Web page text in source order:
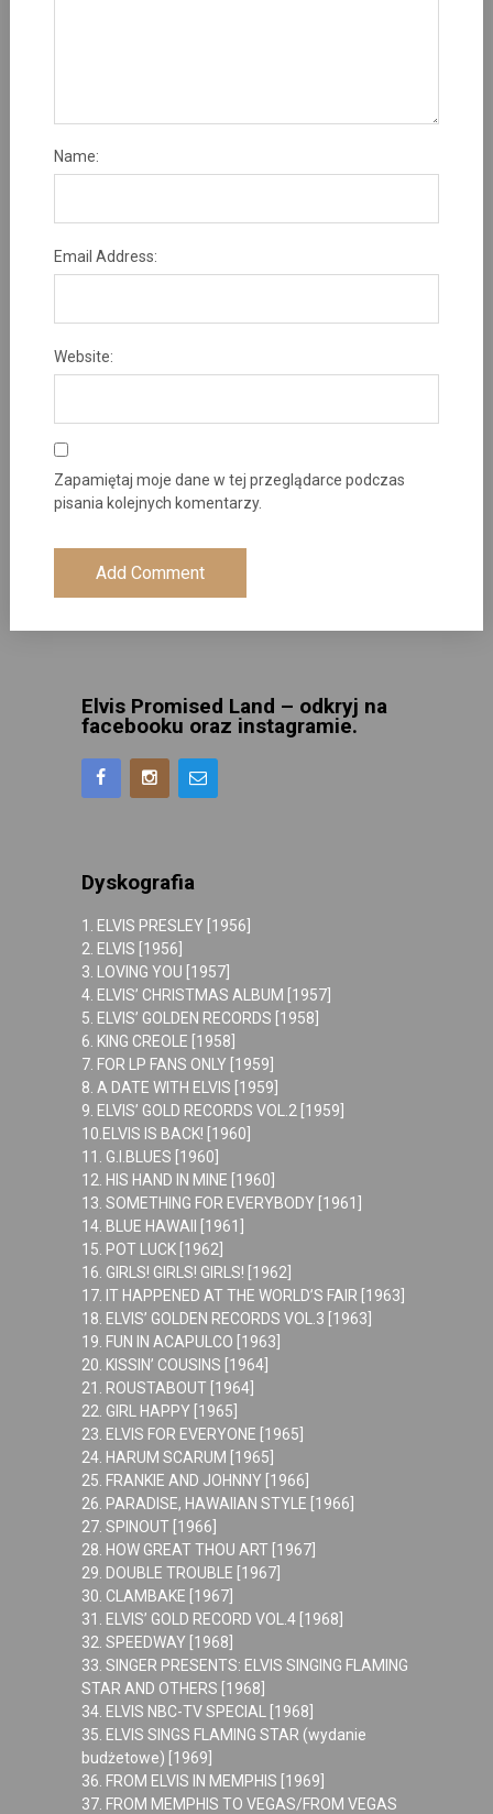
Name:
Email Address:
Website:
Zapamiętaj moje dane w tej przeglądarce podczas
pisania kolejnych komentarzy.
Elvis Promised Land – odkryj na
facebooku oraz instagramie.
Dyskografia
1. ELVIS PRESLEY [1956]
2. ELVIS [1956]
3. LOVING YOU [1957]
4. ELVIS’ CHRISTMAS ALBUM [1957]
5. ELVIS’ GOLDEN RECORDS [1958]
6. KING CREOLE [1958]
7. FOR LP FANS ONLY [1959]
8. A DATE WITH ELVIS [1959]
9. ELVIS’ GOLD RECORDS VOL.2 [1959]
10.ELVIS IS BACK! [1960]
11. G.I.BLUES [1960]
12. HIS HAND IN MINE [1960]
13. SOMETHING FOR EVERYBODY [1961]
14. BLUE HAWAII [1961]
15. POT LUCK [1962]
16. GIRLS! GIRLS! GIRLS! [1962]
17. IT HAPPENED AT THE WORLD’S FAIR [1963]
18. ELVIS’ GOLDEN RECORDS VOL.3 [1963]
19. FUN IN ACAPULCO [1963]
20. KISSIN’ COUSINS [1964]
21. ROUSTABOUT [1964]
22. GIRL HAPPY [1965]
23. ELVIS FOR EVERYONE [1965]
24. HARUM SCARUM [1965]
25. FRANKIE AND JOHNNY [1966]
26. PARADISE, HAWAIIAN STYLE [1966]
27. SPINOUT [1966]
28. HOW GREAT THOU ART [1967]
29. DOUBLE TROUBLE [1967]
30. CLAMBAKE [1967]
31. ELVIS’ GOLD RECORD VOL.4 [1968]
32. SPEEDWAY [1968]
33. SINGER PRESENTS: ELVIS SINGING FLAMING
STAR AND OTHERS [1968]
34. ELVIS NBC-TV SPECIAL [1968]
35. ELVIS SINGS FLAMING STAR (wydanie
budżetowe) [1969]
36. FROM ELVIS IN MEMPHIS [1969]
37. FROM MEMPHIS TO VEGAS/FROM VEGAS